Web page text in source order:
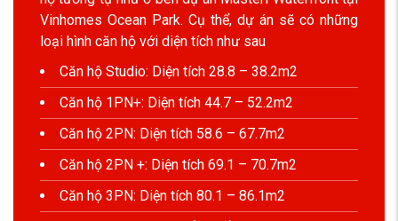
Vinhomes Ocean Park. Cụ thể, dự án sẽ có những
loại hình căn hộ với diện tích như sau
Căn hộ Studio: Diện tích 28.8 – 38.2m2
Căn hộ 1PN+: Diện tích 44.7 – 52.2m2
Căn hộ 2PN: Diện tích 58.6 – 67.7m2
Căn hộ 2PN +: Diện tích 69.1 – 70.7m2
Căn hộ 3PN: Diện tích 80.1 – 86.1m2